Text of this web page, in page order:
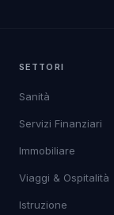
SETTORI
Sanità
Servizi Finanziari
Immobiliare
Viaggi & Ospitalità
Istruzione